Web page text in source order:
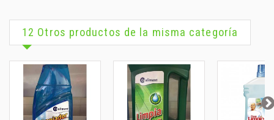
12 Otros productos de la misma categoría